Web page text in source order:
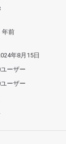
年前
年8月15日
ーザー
ーザー